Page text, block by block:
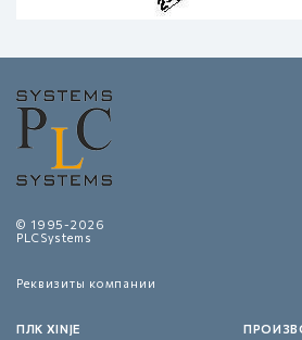
© 1995-2026
PLCSystems
Реквизиты компании
ПЛК XINJE